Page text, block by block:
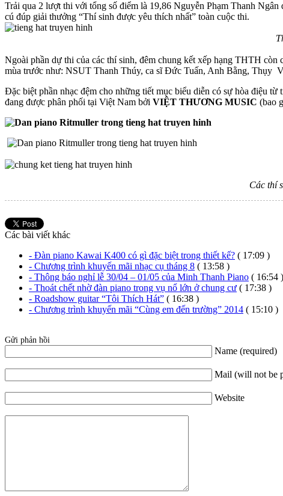
Trải qua 2 lượt thi với tổng số điểm là 19,86 Nguyễn Phạm Thanh
cú đúp giải thưởng “Thí sinh được yêu thích nhất” toàn cuộc thi.
Ngoài phần dự thi của các thí sinh, đêm chung kết xếp hạng THTH
mùa trước như: NSUT Thanh Thúy, ca sĩ Đức Tuấn, Anh Bằng, Thụy
Đặc biệt phần nhạc đệm cho những tiết mục biểu diễn có sự hòa điệu từ
đang được phân phối tại Việt Nam bởi VIỆT THƯƠNG MUSIC (bao
Các thí
Các bài viết khác
- Đàn piano Kawai K400 có gì đặc biệt trong thiết kế? ( 17:09 )
- Chương trình khuyến mãi nhạc cụ tháng 8 ( 13:58 )
- Thông báo nghỉ lễ 30/04 – 01/05 của Minh Thanh Piano ( 16:54 )
- Thoát chết nhờ đàn piano trong vụ nổ lớn ở chung cư ( 17:38 )
- Roadshow guitar “Tôi Thích Hát” ( 16:38 )
- Chương trình khuyến mãi “Cùng em đến trường” 2014 ( 15:10 )
Gửi phản hồi
Name (required)
Mail (will not be
Website